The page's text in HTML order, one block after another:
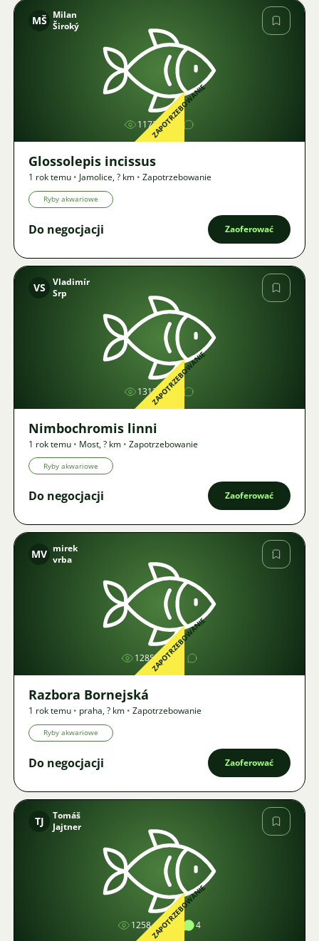
Zdjęcie
MŠ Milan
Široký
1172ZAPOTRZEBOWANIE
Glossolepis incissus
1 rok temu • Jamolice,? km • Zapotrzebowanie
Ryby akwariowe
Do negocjacji Zaoferować
Zdjęcie
VS
Vladimír
Srp
1313ZAPOTRZEBOWANIE
Nimbochromis linni
1 rok temu • Most,? km • Zapotrzebowanie
Ryby akwariowe
Do negocjacji Zaoferować
Zdjęcie
MV mirek
vrba
1285ZAPOTRZEBOWANIE
Razbora Bornejská
1 rok temu • praha,? km • Zapotrzebowanie
Ryby akwariowe
Do negocjacji Zaoferować
Zdjęcie
TJ
Tomáš
Jajtner
1258 1 4
ZAPOTRZEBOWANIE